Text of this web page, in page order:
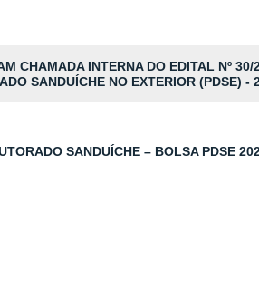
CHAMADA INTERNA DO EDITAL Nº
SANDUÍCHE NO EXTERIOR (PDSE) -
SANDUÍCHE – BOLSA PDSE